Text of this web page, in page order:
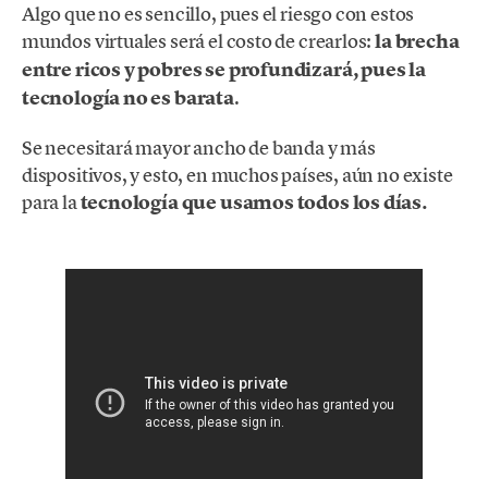
Algo que no es sencillo, pues el riesgo con estos
mundos virtuales será el costo de crearlos:la brecha
entre ricos y pobres se profundizará, pues la
tecnología no es barata.
Se necesitará mayor ancho de banda y más
dispositivos, y esto, en muchos países, aún no existe
para latecnología que usamos todos los días.